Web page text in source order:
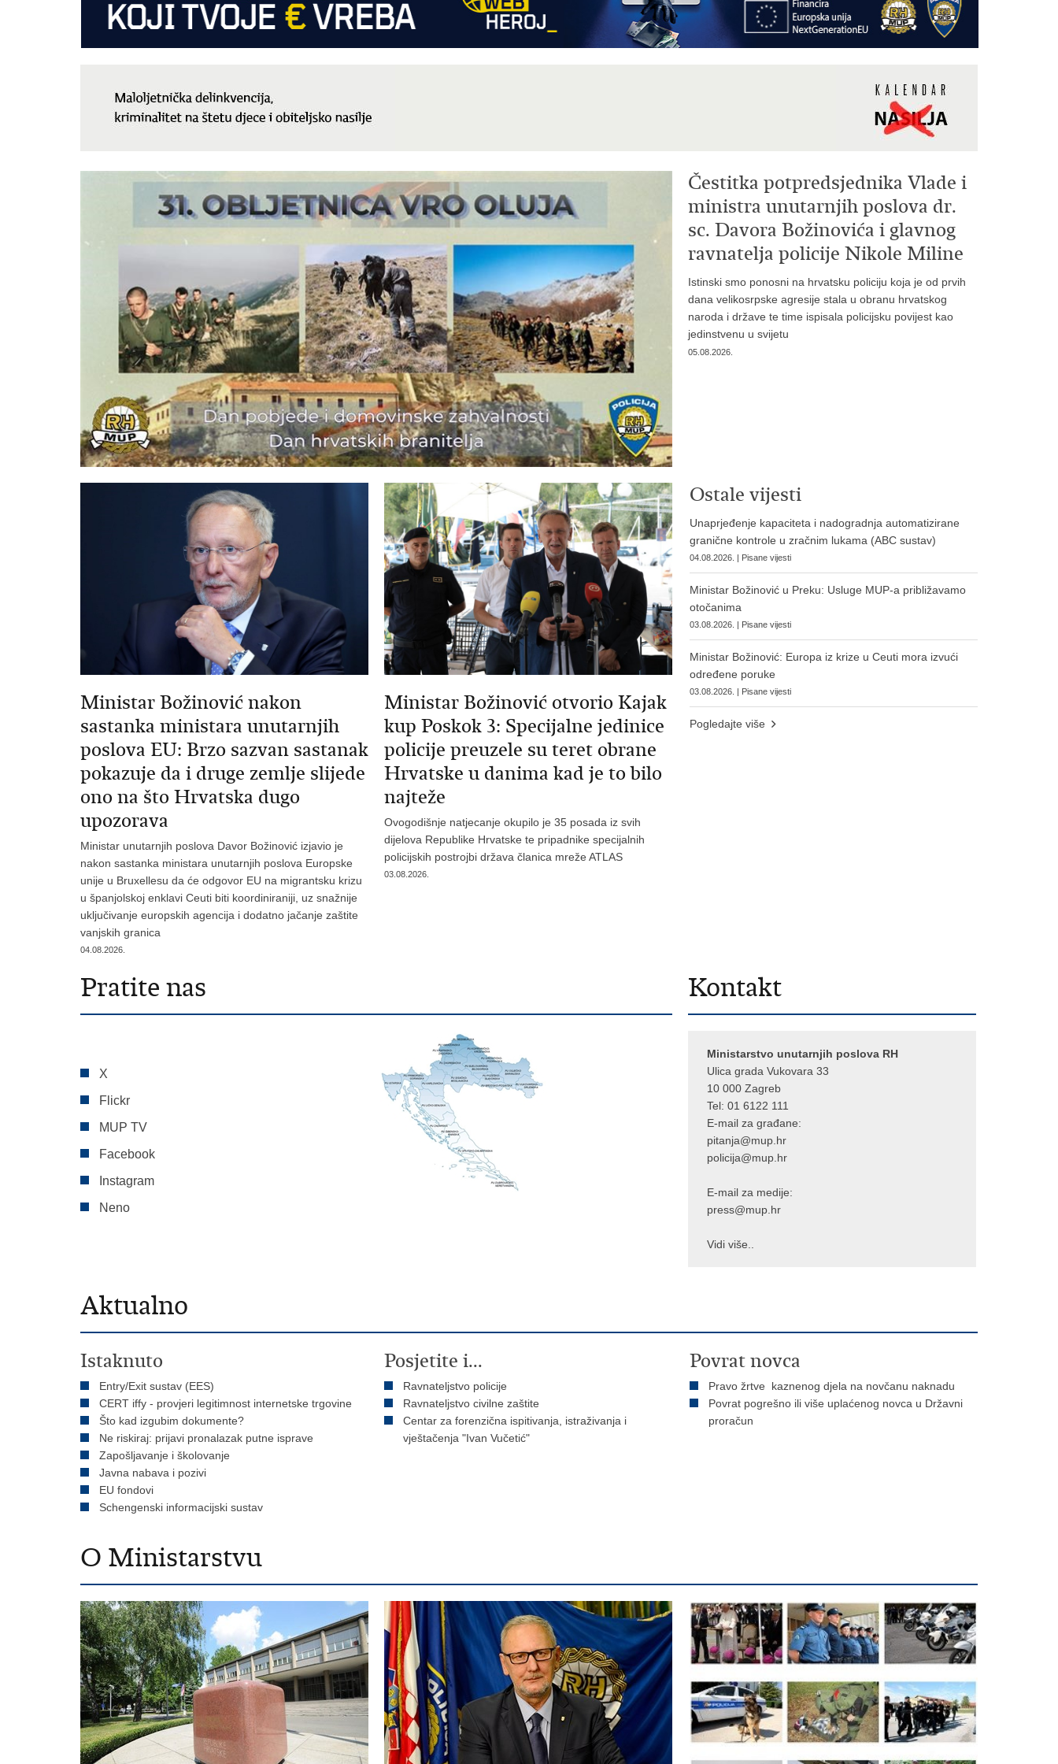
Čestitka potpredsjednika Vlade i
ministra unutarnjih poslova dr.
sc. Davora Božinovića i glavnog
ravnatelja policije Nikole Miline
Istinski smo ponosni na hrvatsku policiju koja je od prvih
dana velikosrpske agresije stala u obranu hrvatskog
naroda i države te time ispisala policijsku povijest kao
jedinstvenu u svijetu
05.08.2026.
Ministar Božinović nakon
sastanka ministara unutarnjih
poslova EU: Brzo sazvan sastanak
pokazuje da i druge zemlje slijede
ono na što Hrvatska dugo
upozorava
Ministar unutarnjih poslova Davor Božinović izjavio je
nakon sastanka ministara unutarnjih poslova Europske
unije u Bruxellesu da će odgovor EU na migrantsku krizu
u španjolskoj enklavi Ceuti biti koordiniraniji, uz snažnije
uključivanje europskih agencija i dodatno jačanje zaštite
vanjskih granica
04.08.2026.
Ministar Božinović otvorio Kajak
kup Poskok 3: Specijalne jedinice
policije preuzele su teret obrane
Hrvatske u danima kad je to bilo
najteže
Ovogodišnje natjecanje okupilo je 35 posada iz svih
dijelova Republike Hrvatske te pripadnike specijalnih
policijskih postrojbi država članica mreže ATLAS
03.08.2026.
Ostale vijesti
Unaprjeđenje kapaciteta i nadogradnja automatizirane
granične kontrole u zračnim lukama (ABC sustav)
04.08.2026. | Pisane vijesti
Ministar Božinović u Preku: Usluge MUP-a približavamo
otočanima
03.08.2026. | Pisane vijesti
Ministar Božinović: Europa iz krize u Ceuti mora izvući
određene poruke
03.08.2026. | Pisane vijesti
Pogledajte više
Pratite nas
X
Flickr
MUP TV
Facebook
Instagram
Neno
Kontakt
Ministarstvo unutarnjih poslova RH
Ulica grada Vukovara 33
10 000 Zagreb
Tel: 01 6122 111
E-mail za građane:
pitanja@mup.hr
policija@mup.hr
E-mail za medije:
press@mup.hr
Vidi više..
Aktualno
Istaknuto
Entry/Exit sustav (EES)
CERT iffy - provjeri legitimnost internetske trgovine
Što kad izgubim dokumente?
Ne riskiraj: prijavi pronalazak putne isprave
Zapošljavanje i školovanje
Javna nabava i pozivi
EU fondovi
Schengenski informacijski sustav
Posjetite i...
Ravnateljstvo policije
Ravnateljstvo civilne zaštite
Centar za forenzična ispitivanja, istraživanja i
vještačenja "Ivan Vučetić"
Povrat novca
Pravo žrtve kaznenog djela na novčanu naknadu
Povrat pogrešno ili više uplaćenog novca u Državni
proračun
O Ministarstvu